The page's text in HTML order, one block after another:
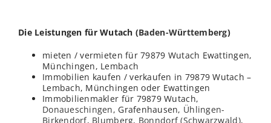
Die Leistungen für Wutach (Baden-Württemberg)
mieten / vermieten für 79879 Wutach Ewattingen,
Münchingen, Lembach
Immobilien kaufen / verkaufen in 79879 Wutach –
Lembach, Münchingen oder Ewattingen
Immobilienmakler für 79879 Wutach,
Donaueschingen, Grafenhausen, Ühlingen-
Birkendorf, Blumberg, Bonndorf (Schwarzwald),